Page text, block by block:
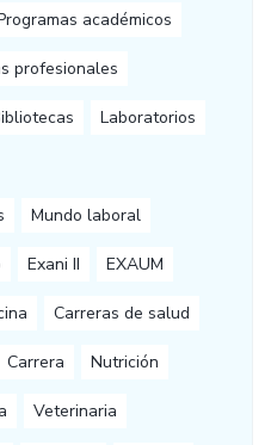
académicos
profesionales
Laboratorios
Mundo laboral
Exani II EXAUM
Carreras de salud
Carrera Nutrición
Veterinaria